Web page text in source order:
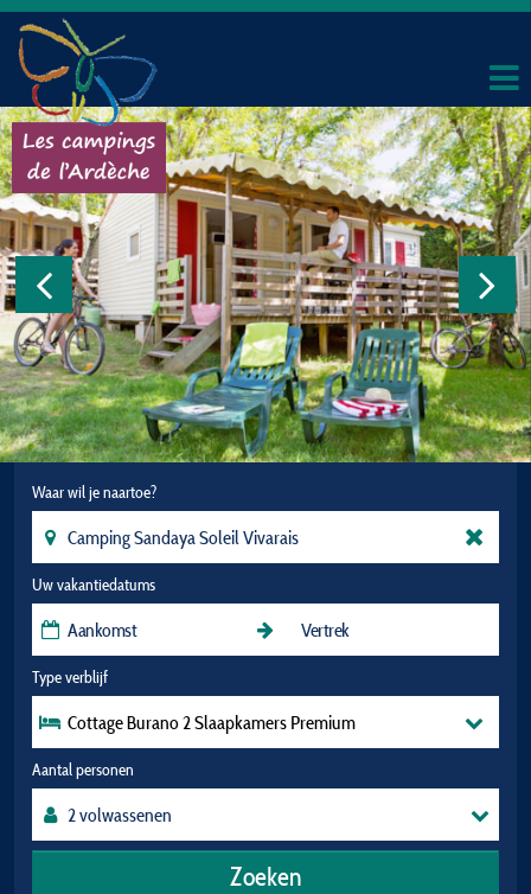
Waar wil je naartoe?
Uw vakantiedatums
Type verblijf
Cottage Burano 2 Slaapkamers Premium
Aantal personen
Zoeken